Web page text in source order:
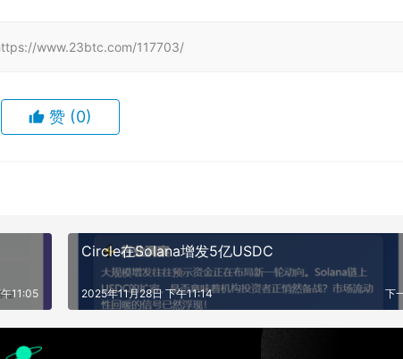
www.23btc.com/117703/
赞 (0)
11:05
Circle在Solana增发5亿USDC
下
2025年11月28日 下午11:14